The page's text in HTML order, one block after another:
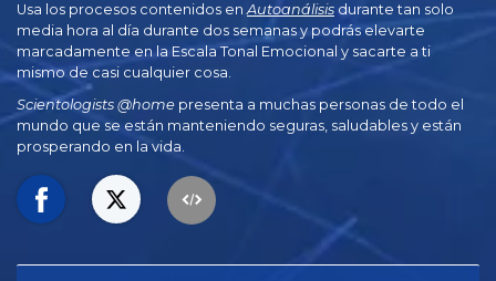
Usa los procesos contenidos enAutoanálisis durante tan solo
media hora al día durante dos semanas y podrás elevarte
marcadamente en la Escala Tonal Emocional y sacarte a ti
mismo de casi cualquier cosa.
Scientologists @home presenta a muchas personas de todo el
mundo que se están manteniendo seguras, saludables y están
prosperando en la vida.